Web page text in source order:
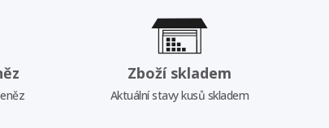
Zboží skladem
Aktuální stavy kusů skladem